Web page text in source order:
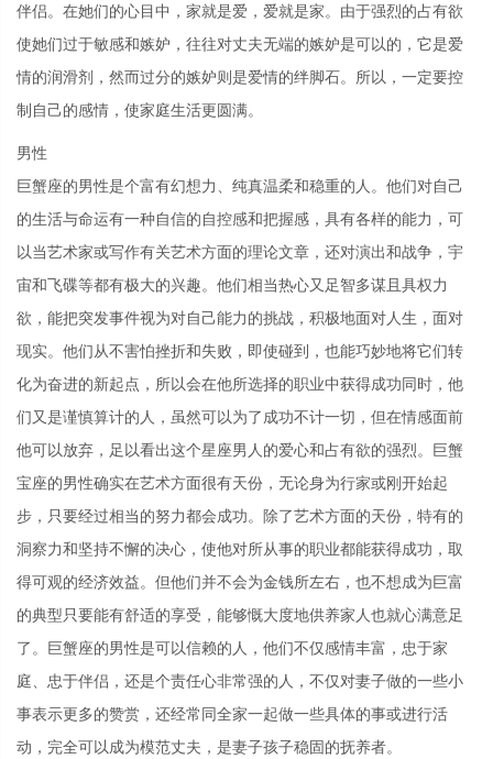
伴侣。在她们的心目中，家就是爱，爱就是家。由于强烈的占有欲
使她们过于敏感和嫉妒，往往对丈夫无端的嫉妒是可以的，它是爱
情的润滑剂，然而过分的嫉妒则是爱情的绊脚石。所以，一定要控
制自己的感情，使家庭生活更圆满。
男性
巨蟹座的男性是个富有幻想力、纯真温柔和稳重的人。他们对自己
的生活与命运有一种自信的自控感和把握感，具有各样的能力，可
以当艺术家或写作有关艺术方面的理论文章，还对演出和战争，宇
宙和飞碟等都有极大的兴趣。他们相当热心又足智多谋且具权力
欲，能把突发事件视为对自己能力的挑战，积极地面对人生，面对
现实。他们从不害怕挫折和失败，即使碰到，也能巧妙地将它们转
化为奋进的新起点，所以会在他所选择的职业中获得成功同时，他
们又是谨慎算计的人，虽然可以为了成功不计一切，但在情感面前
他可以放弃，足以看出这个星座男人的爱心和占有欲的强烈。巨蟹
宝座的男性确实在艺术方面很有天份，无论身为行家或刚开始起
步，只要经过相当的努力都会成功。除了艺术方面的天份，特有的
洞察力和坚持不懈的决心，使他对所从事的职业都能获得成功，取
得可观的经济效益。但他们并不会为金钱所左右，也不想成为巨富
的典型只要能有舒适的享受，能够慨大度地供养家人也就心满意足
了。巨蟹座的男性是可以信赖的人，他们不仅感情丰富，忠于家
庭、忠于伴侣，还是个责任心非常强的人，不仅对妻子做的一些小
事表示更多的赞赏，还经常同全家一起做一些具体的事或进行活
动，完全可以成为模范丈夫，是妻子孩子稳固的抚养者。